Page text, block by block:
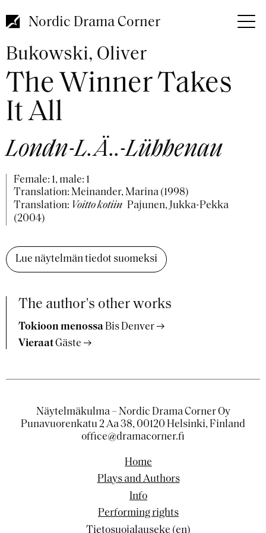
to
main
content
Nordic Drama Corner
Bukowski, Oliver
The Winner Takes
It All
Londn-L.Ä..-Lübbenau
Female: 1, male: 1
Translation: Meinander, Marina (1998)
Translation: Voitto kotiin Pajunen, Jukka-Pekka
(2004)
Lue näytelmän tiedot suomeksi
The author's other works
Tokioon menossa Bis Denver
VieraatGäste
Näytelmäkulma – Nordic Drama Corner Oy
Punavuorenkatu 2 Aa 38, 00120 Helsinki, Finland
office@dramacorner.fi
Home
Plays and Authors
Info
Performing rights
Tietosuojalauseke (en)